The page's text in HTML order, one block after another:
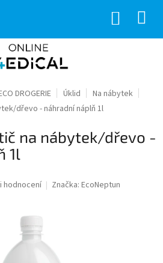
DROGERIE Úklid
Na nábytek
dřevo - náhradní náplň 1l
na nábytek/dřevo -
1l
hodnocení Značka: EcoNeptun